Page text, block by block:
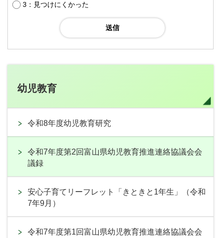
3：見つけにくかった
幼児教育
令和8年度幼児教育研究
令和7年度第2回富山県幼児教育推進連絡協議会会
議録
安心子育てリーフレット「きときと1年生」（令和
7年9月）
令和7年度第1回富山県幼児教育推進連絡協議会会